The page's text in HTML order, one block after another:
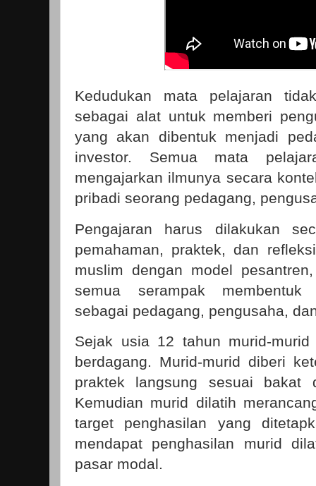
Kedudukan mata pelajaran
sebagai alat untuk memberi
yang akan dibentuk menjadi
investor. Semua mata
mengajarkan ilmunya secara
pribadi seorang pedagang,
Pengajaran harus dilakukan
pemahaman, praktek, dan
muslim dengan model
semua serampak membentuk
sebagai pedagang, pengusaha,
Sejak usia 12 tahun murid-
berdagang. Murid-murid diberi
praktek langsung sesuai bakat
Kemudian murid dilatih
target penghasilan yang
mendapat penghasilan murid
pasar modal.